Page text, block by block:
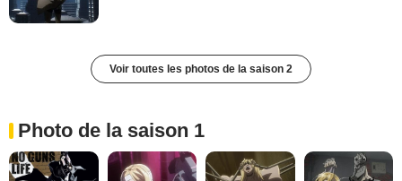
Voir toutes les photos de la saison 2
Photo de la saison 1